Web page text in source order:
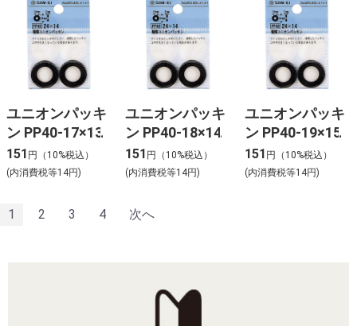
ユニオンパッキ
ン PP40-17×13
151 円（10%税込）
(内消費税等14円)
ユニオンパッキ
ン PP40-18×14
151 円（10%税込）
(内消費税等14円)
ユニオンパッキ
ン PP40-19×15
151 円（10%税込）
(内消費税等14円)
1 2 3 4 次へ